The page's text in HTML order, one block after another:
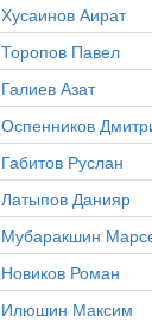
Хусаинов Аират
Торопов Павел
Галиев Азат
Оспенников
Габитов Руслан
Латыпов Данияр
Мубаракшин
Новиков Роман
Илюшин Максим